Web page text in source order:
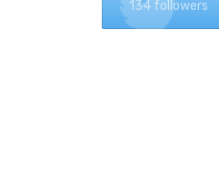
134 followers